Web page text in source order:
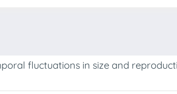
fluctuations in size and